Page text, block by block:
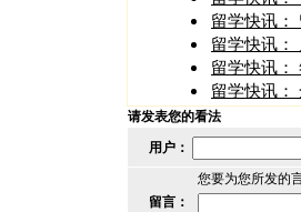
留学快讯：
留学快讯：
留学快讯：
留学快讯：
请发表您的看法
用户：
您要为您所发的
留言：